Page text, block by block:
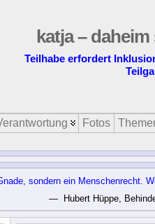
katja –
Teilhabe erfordert
Fotos
sondern ein Menschenrecht.
— Hubert Hüppe,